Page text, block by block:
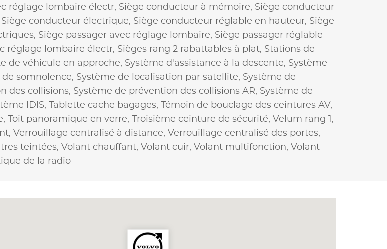
réglage lombaire électr, Siège conducteur à mémoire, Siège conducteur
Siège conducteur électrique, Siège conducteur réglable en hauteur, Siège
Siège passager avec réglage lombaire, Siège passager réglable
réglage lombaire électr, Sièges rang 2 rabattables à plat, Stations de
de véhicule en approche, Système d'assistance à la descente, Système
somnolence, Système de localisation par satellite, Système de
des collisions, Système de prévention des collisions AR, Système de
IDIS, Tablette cache bagages,
Témoin de bouclage des ceintures AV,
Toit panoramique en verre, Troisième ceinture de sécurité, Velum rang 1,
Verrouillage centralisé à distance, Verrouillage centralisé des portes,
teintées, Volant chauffant, Volant cuir, Volant multifonction, Volant
de la radio